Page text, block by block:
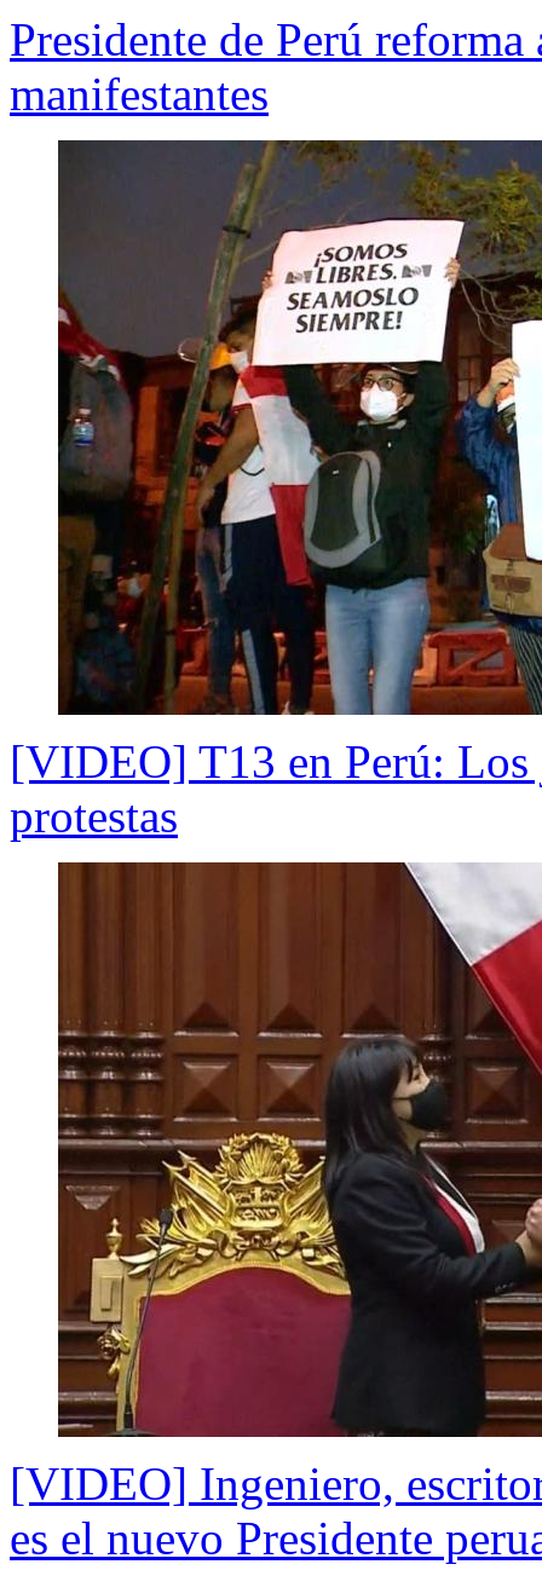
Presidente de Perú
manifestantes
[VIDEO] T13 en Perú: Los
protestas
[VIDEO] Ingeniero,
es el nuevo Presidente